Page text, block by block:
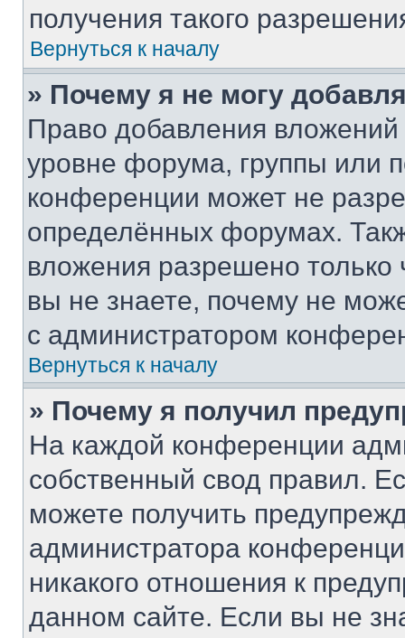
получения такого
Вернуться к началу
» Почему я не могу
Право добавления
уровне форума, группы или
конференции может не
определённых форумах.
вложения разрешено
вы не знаете, почему не
с администратором
Вернуться к началу
» Почему я получил
На каждой конференции
собственный свод правил.
можете получить
администратора
никакого отношения к
данном сайте. Если вы не